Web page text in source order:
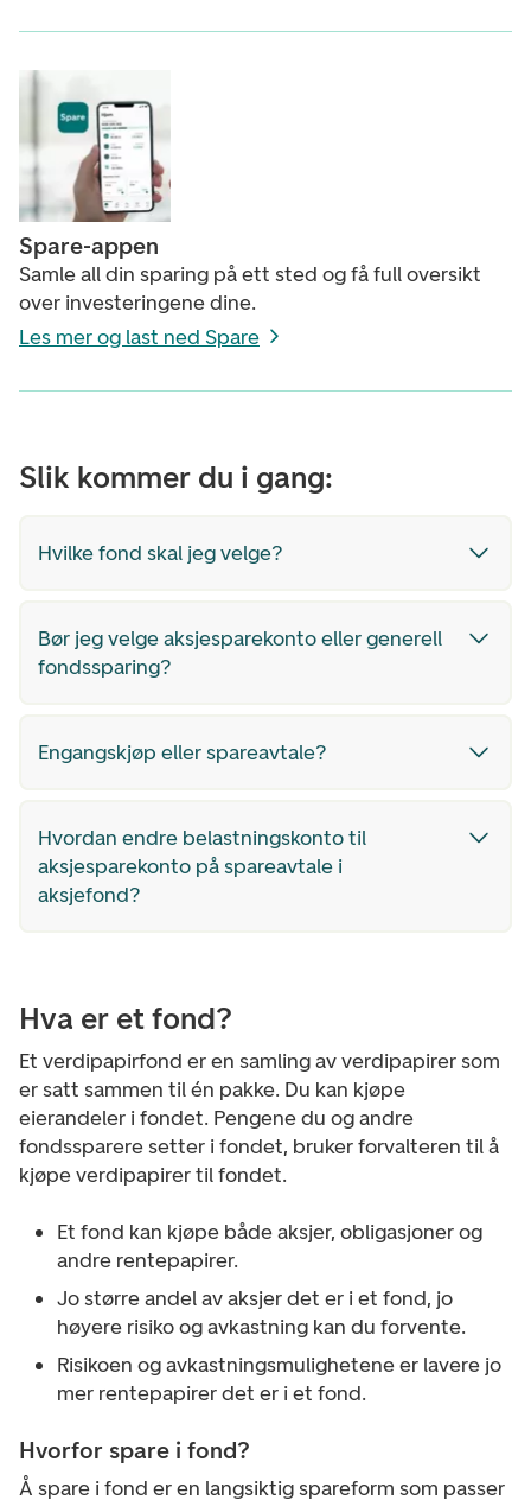
Spare-appen
Samle all din sparing på ett sted og få full oversikt
over investeringene dine.
Les mer og last ned Spare
Slik kommer du i gang:
Hvilke fond skal jeg velge?
Bør jeg velge aksjesparekonto eller generell
fondssparing?
Engangskjøp eller spareavtale?
Hvordan endre belastningskonto til
aksjesparekonto på spareavtale i
aksjefond?
Hva er et fond?
Et verdipapirfond er en samling av verdipapirer som
er satt sammen til én pakke. Du kan kjøpe
eierandeler i fondet. Pengene du og andre
fondssparere setter i fondet, bruker forvalteren til å
kjøpe verdipapirer til fondet.
Et fond kan kjøpe både aksjer, obligasjoner og
andre rentepapirer.
Jo større andel av aksjer det er i et fond, jo
høyere risiko og avkastning kan du forvente.
Risikoen og avkastningsmulighetene er lavere jo
mer rentepapirer det er i et fond.
Hvorfor spare i fond?
Å spare i fond er en langsiktig spareform som passer